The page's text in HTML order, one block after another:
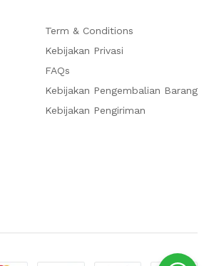
Term & Conditions
Kebijakan Privasi
FAQs
Kebijakan Pengembalian Barang
Kebijakan Pengiriman